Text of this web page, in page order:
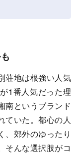
荘地は根強い人気
1番人気だった理
南というブランド
ていた。都心の人
、郊外のゆったり
そんな選択肢がコ